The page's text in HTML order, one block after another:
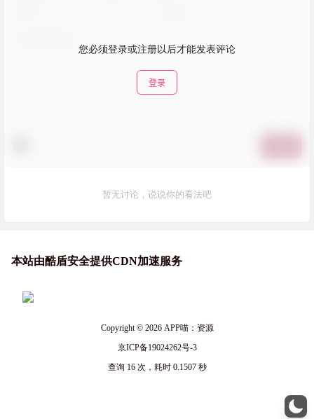
您必须登录或注册以后才能发表评论
登录
暂无讨论，说说你的看法吧
本站由酷盾安全提供CDN加速服务
Copyright © 2026APP喵：资源
京ICP备19024262号-3
查询 16 次，耗时 0.1507 秒